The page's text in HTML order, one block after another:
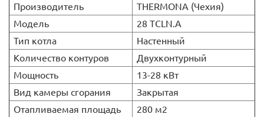
Производитель
THERMONA (Чехия)
Модель
28 ТCLN.A
Тип котла
Настенный
Количество контуров
Двухконтурный
Мощность
13-28 кВт
Вид камеры сгорания
Закрытая
Отапливаемая площадь
280 м2